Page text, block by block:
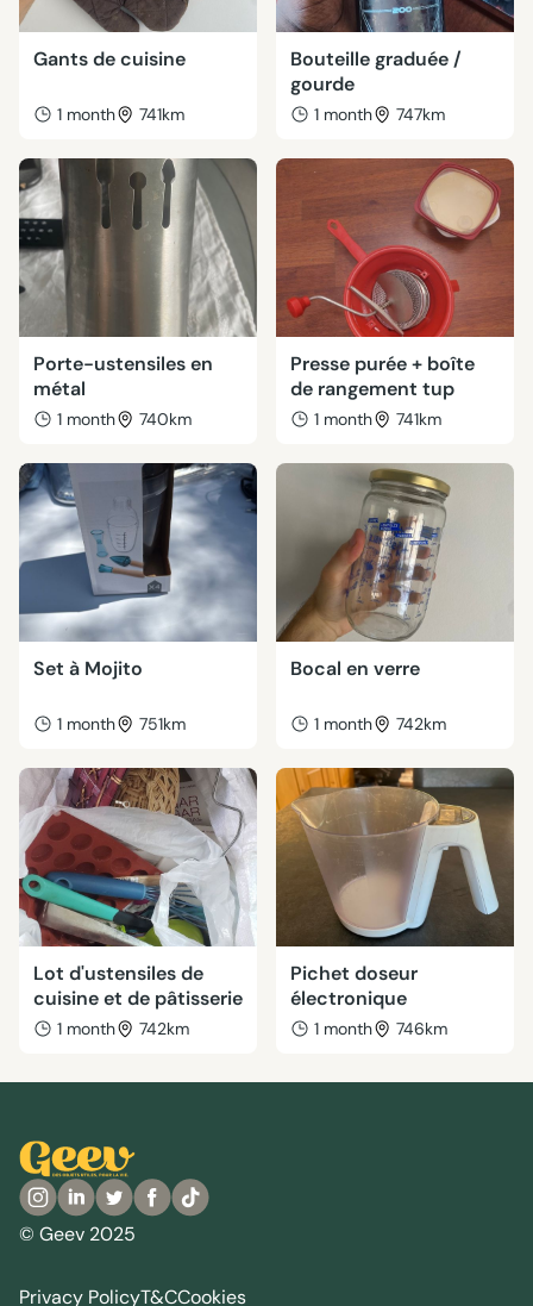
Gants de cuisine
1 month 741km
Bouteille graduée /
gourde
1 month 747km
Porte-ustensiles en
métal
1 month 740km
Presse purée + boîte
de rangement tup
1 month 741km
Set à Mojito
1 month 751km
Bocal en verre
1 month 742km
Lot d'ustensiles de
cuisine et de pâtisserie
1 month 742km
Pichet doseur
électronique
1 month 746km
© Geev 2025
Privacy PolicyT&CCookies